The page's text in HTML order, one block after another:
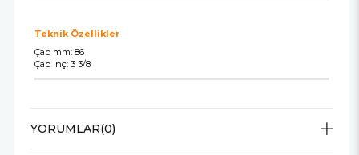
Teknik Özellikler
Çap mm: 86
Çap inç: 3 3/8
YORUMLAR(0)